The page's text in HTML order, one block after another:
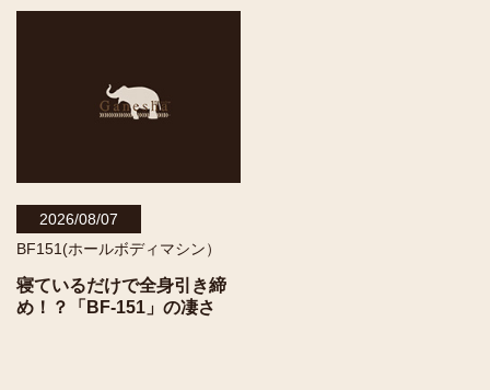
2026/08/07
BF151(ホールボディマシン）
寝ているだけで全身引き締
め！？「BF-151」の凄さ